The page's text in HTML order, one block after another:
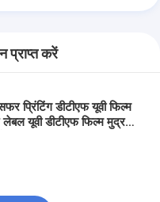
प्राप्त करें
प्रिंटिंग डीटीएफ यूवी फिल्म
लेबल यूवी डीटीएफ फिल्म मुद्रण